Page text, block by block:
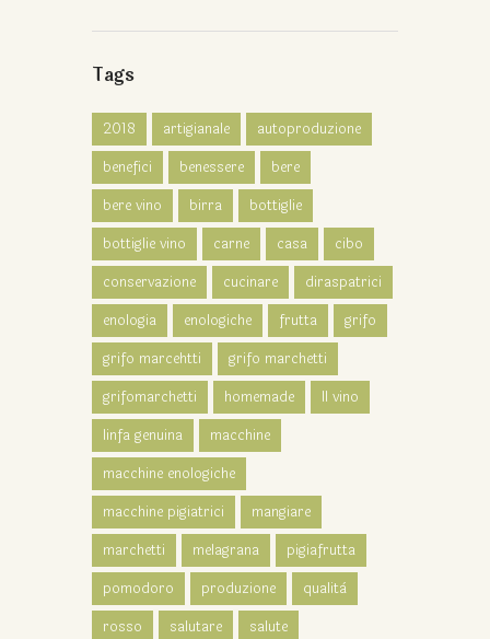
Tags
2018 artigianale
autoproduzione
benefici
benessere
bere
bere vino
birra
bottiglie
bottiglie vino
carne casa
cibo
conservazione
cucinare
diraspatrici
enologia
enologiche frutta
grifo
grifo marcehtti
grifo marchetti
grifomarchetti
homemade
Il vino
linfa genuina
macchine
macchine enologiche
macchine pigiatrici
mangiare
marchetti
melagrana
pigiafrutta
pomodoro
produzione
qualità
rosso
salutare
salute